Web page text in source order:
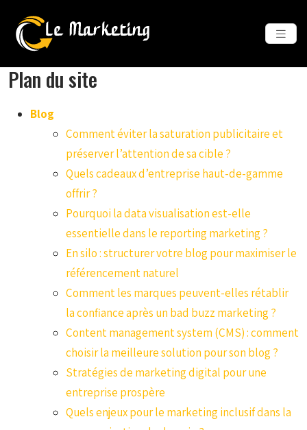
Plan du site
Blog
Comment éviter la saturation publicitaire et
préserver l’attention de sa cible ?
Quels cadeaux d’entreprise haut-de-gamme
offrir ?
Pourquoi la data visualisation est-elle
essentielle dans le reporting marketing ?
En silo : structurer votre blog pour maximiser le
référencement naturel
Comment les marques peuvent-elles rétablir
la confiance après un bad buzz marketing ?
Content management system (CMS) : comment
choisir la meilleure solution pour son blog ?
Stratégies de marketing digital pour une
entreprise prospère
Quels enjeux pour le marketing inclusif dans la